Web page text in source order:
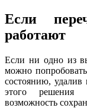
Если
работают
Если ни одно из
можно
состоянию,
этого решения
возможность